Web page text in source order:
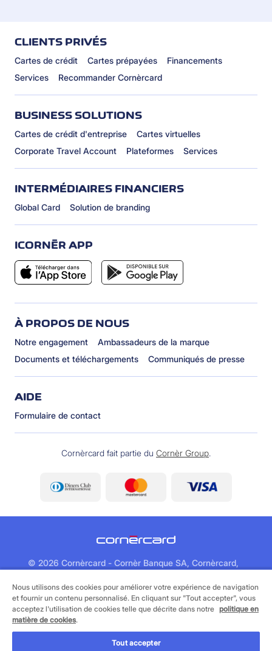
CLIENTS PRIVÉS
Cartes de crédit Cartes prépayées
Financements
Services
Recommander Cornèrcard
BUSINESS SOLUTIONS
Cartes de crédit d'entreprise
Cartes virtuelles
Corporate Travel Account
Plateformes Services
INTERMÉDIAIRES FINANCIERS
Global Card Solution de branding
ICORNÈR APP
À PROPOS DE NOUS
Notre engagement
Ambassadeurs de la marque
Documents et téléchargements
Communiqués de presse
AIDE
Formulaire de contact
Cornèrcard fait partie du Cornèr Group.
© 2026 Cornèrcard - Cornèr Banque SA, Cornèrcard,
Informations juridiques
Cookie policy
Protection des données
Nous utilisons des cookies pour améliorer votre expérience de navigation
et fournir un contenu personnalisé. En cliquant sur "Tout accepter", vous
acceptez l'utilisation de cookies telle que décrite dans notre politique en
matière de cookies.
Tout accepter